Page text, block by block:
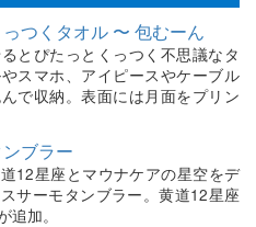
つくタオル 〜 包むーん
とぴたっとくっつく不思議なタ
スマホ、アイピースやケーブル
で収納。表面には月面をプリン
ブラー
12星座とマウナケアの星空をデ
サーモタンブラー。黄道12星座
加。